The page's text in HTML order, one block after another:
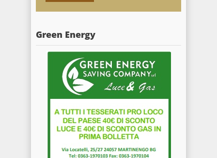
Green Energy